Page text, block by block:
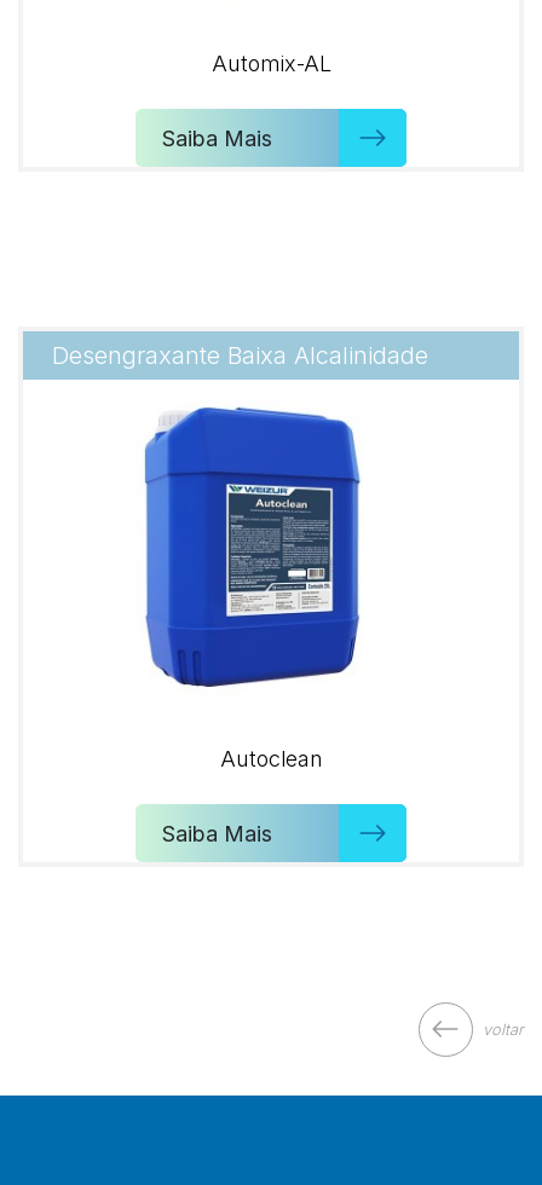
Automix-AL
Saiba Mais
Desengraxante Baixa Alcalinidade
Autoclean
Saiba Mais
voltar